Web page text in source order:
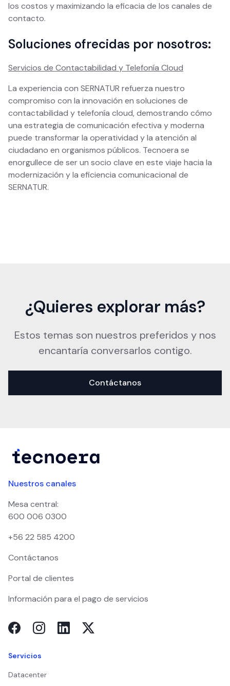
los costos y maximizando la eficacia de los canales de
contacto.
Soluciones ofrecidas por nosotros:
Servicios de Contactabilidad y Telefonía Cloud
La experiencia con SERNATUR refuerza nuestro
compromiso con la innovación en soluciones de
contactabilidad y telefonía cloud, demostrando cómo
una estrategia de comunicación efectiva y moderna
puede transformar la operatividad y la atención al
ciudadano en organismos públicos. Tecnoera se
enorgullece de ser un socio clave en este viaje hacia la
modernización y la eficiencia comunicacional de
SERNATUR.
¿Quieres explorar más?
Estos temas son nuestros preferidos y nos
encantaría conversarlos contigo.
Contáctanos
Nuestros canales
Mesa central:
600 006 0300
+56 22 585 4200
Contáctanos
Portal de clientes
Información para el pago de servicios
Servicios
Datacenter